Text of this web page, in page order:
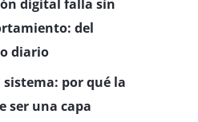
digital falla sin
del
diario
por qué la
ser una capa